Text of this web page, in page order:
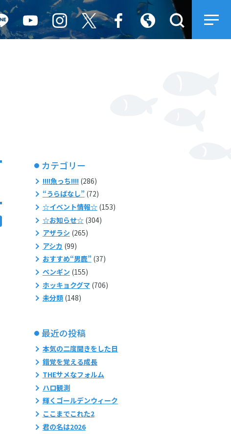
カテゴリー
!!!!魚っち!!!!(286)
“うらばなし”(72)
☆イベント情報☆(153)
☆お知らせ☆(304)
アザラシ (265)
アシカ (99)
おすすめ“男鹿”(37)
ペンギン (155)
ホッキョクグマ (706)
未分類(148)
最近の投稿
本気の二度聞きをした日
錯覚を覚える成長
THEサメなフォルム
ハロ観測
輝くゴールデンウィーク
ここまでこれた2
君の名は2026